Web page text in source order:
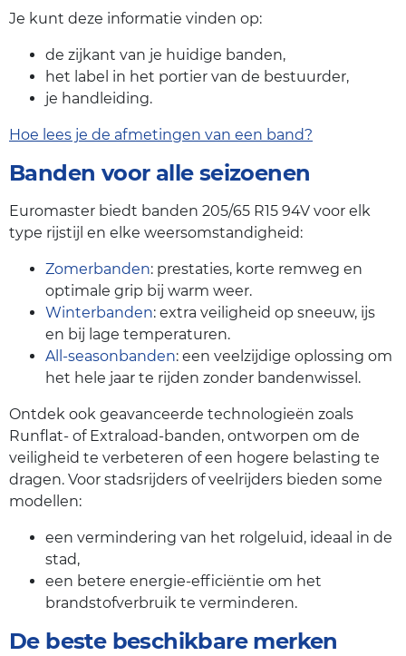
Je kunt deze informatie vinden op:
de zijkant van je huidige banden,
het label in het portier van de bestuurder,
je handleiding.
Hoe lees je de afmetingen van een band?
Banden voor alle seizoenen
Euromaster biedt banden 205/65 R15 94V voor elk
type rijstijl en elke weersomstandigheid:
Zomerbanden: prestaties, korte remweg en
optimale grip bij warm weer.
Winterbanden: extra veiligheid op sneeuw, ijs
en bij lage temperaturen.
All-seasonbanden: een veelzijdige oplossing om
het hele jaar te rijden zonder bandenwissel.
Ontdek ook geavanceerde technologieën zoals
Runflat- of Extraload-banden, ontworpen om de
veiligheid te verbeteren of een hogere belasting te
dragen. Voor stadsrijders of veelrijders bieden some
modellen:
een vermindering van het rolgeluid, ideaal in de
stad,
een betere energie-efficiëntie om het
brandstofverbruik te verminderen.
De beste beschikbare merken